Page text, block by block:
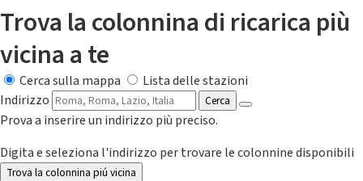
Trova la colonnina di ricarica più
vicina a te
Cerca sulla mappa
Lista delle stazioni
Indirizzo
Cerca
Prova a inserire un indirizzo più preciso.
Digita e seleziona l'indirizzo per trovare le colonnine disponibili
Trova la colonnina piú vicina